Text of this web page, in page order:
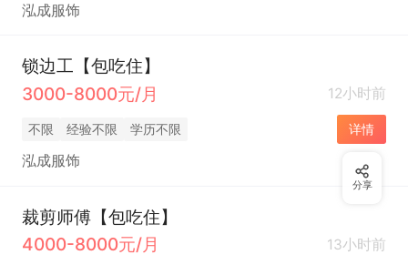
泓成服饰
锁边工【包吃住】
3000-8000元/月
12小时前
不限 经验不限 学历不限 详情
泓成服饰
裁剪师傅【包吃住】
4000-8000元/月
13小时前
分享